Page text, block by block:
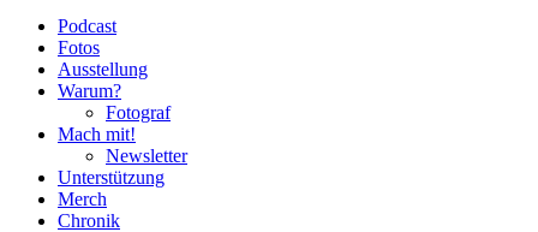
Podcast
Fotos
Ausstellung
Warum?
Fotograf
Mach mit!
Newsletter
Unterstützung
Merch
Chronik